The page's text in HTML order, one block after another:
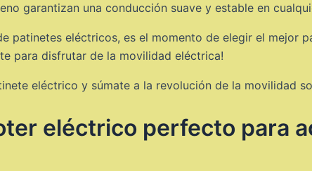
garantizan una conducción suave y estable en
patinetes eléctricos, es el momento de elegir el mejor
para disfrutar de la movilidad eléctrica!
eléctrico y súmate a la revolución de la movilidad
eléctrico perfecto para